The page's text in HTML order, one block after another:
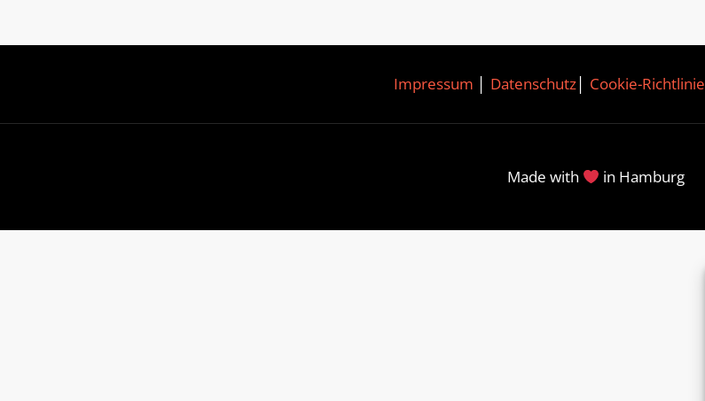
Impressum Datenschutz│ Cookie-Richtlinie
Made with in Hamburg